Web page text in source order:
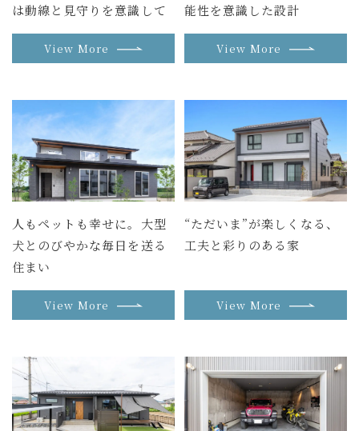
は動線と見守りを意識して
View More
能性を意識した設計
View More
人もペットも幸せに。大型
犬とのびやかな毎日を送る
住まい
View More
“ただいま”が楽しくなる、
工夫と彩りのある家
View More